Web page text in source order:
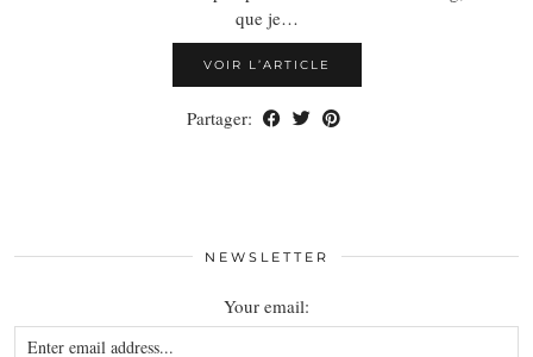
que je…
VOIR L’ARTICLE
Partager:
NEWSLETTER
Your email: